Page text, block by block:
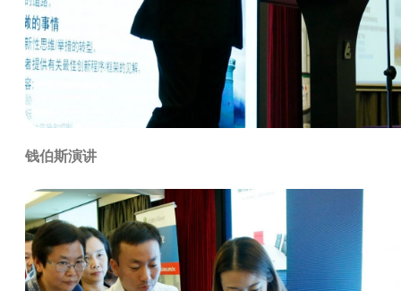
钱伯斯演讲